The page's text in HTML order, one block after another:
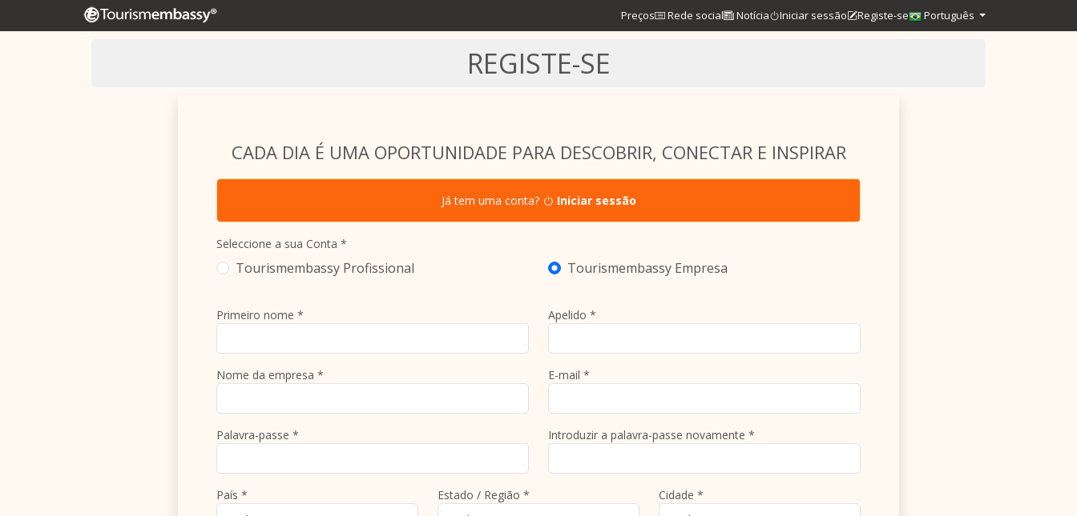
Preços Rede social Notícia Iniciar sessão Registe-se Português
REGISTE-SE
CADA DIA É UMA OPORTUNIDADE PARA DESCOBRIR, CONECTAR E INSPIRAR
Já tem uma conta? Iniciar sessão
Seleccione a sua Conta *
Tourismembassy Profissional Tourismembassy Empresa
Primeiro nome * Apelido *
Nome da empresa * E-mail *
Palavra-passe * Introduzir a palavra-passe novamente *
País *
Estado / Região *
Cidade *